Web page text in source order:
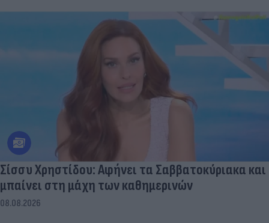
Σίσσυ Χρηστίδου: Αφήνει τα Σαββατοκύριακα και
μπαίνει στη μάχη των καθημερινών
08.08.2026